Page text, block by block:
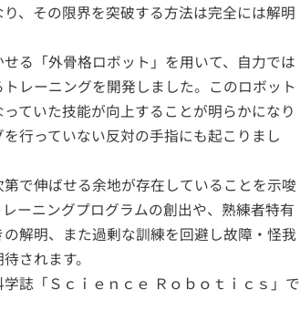
、その限界を突破する方法は完全には解明
る「外骨格ロボット」を用いて、自力では
レーニングを開発しました。このロボット
ていた技能が向上することが明らかになり
行っていない反対の手指にも起こりまし
で伸ばせる余地が存在していることを示唆
ーニングプログラムの創出や、熟練者特有
解明、また過剰な訓練を回避し故障・怪我
されます。
誌「Ｓｃｉｅｎｃｅ Ｒｏｂｏｔｉｃｓ」で